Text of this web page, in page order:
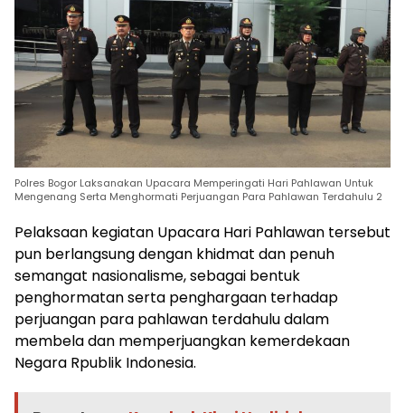
Polres Bogor Laksanakan Upacara Memperingati Hari Pahlawan Untuk
Mengenang Serta Menghormati Perjuangan Para Pahlawan Terdahulu 2
Pelaksaan kegiatan Upacara Hari Pahlawan tersebut
pun berlangsung dengan khidmat dan penuh
semangat nasionalisme, sebagai bentuk
penghormatan serta penghargaan terhadap
perjuangan para pahlawan terdahulu dalam
membela dan memperjuangkan kemerdekaan
Negara Rpublik Indonesia.